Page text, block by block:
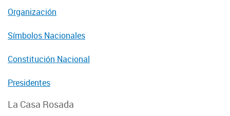
Organización
Símbolos Nacionales
Constitución Nacional
Presidentes
La Casa Rosada